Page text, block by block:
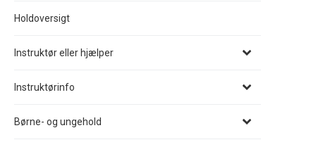
Holdoversigt
Instruktør eller hjælper
Instruktørinfo
Børne- og ungehold